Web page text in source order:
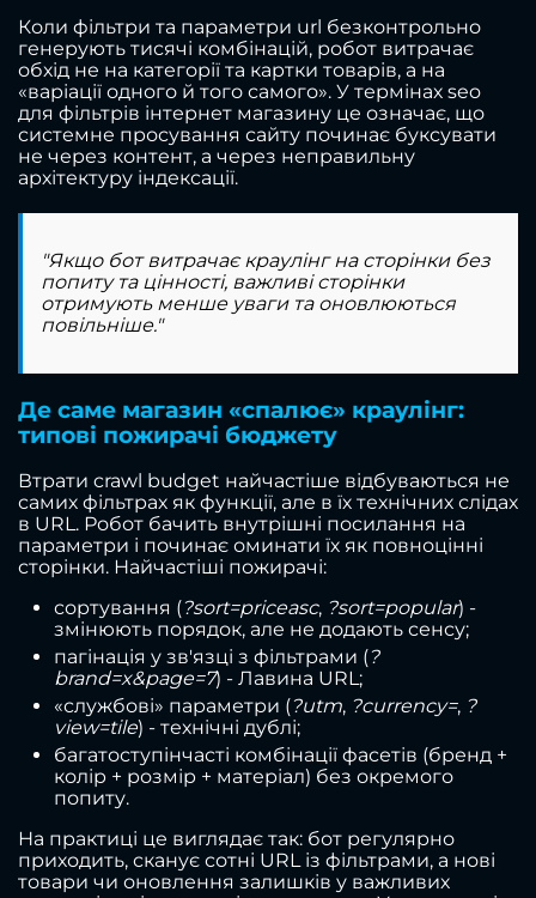
Коли фільтри та параметри url безконтрольно
генерують тисячі комбінацій, робот витрачає
обхід не на категорії та картки товарів, а на
«варіації одного й того самого». У термінах seo
для фільтрів інтернет магазину це означає, що
системне просування сайту починає буксувати
не через контент, а через неправильну
архітектуру індексації.
"Якщо бот витрачає краулінг на сторінки без
попиту та цінності, важливі сторінки
отримують менше уваги та оновлюються
повільніше."
Де саме магазин «спалює» краулінг:
типові пожирачі бюджету
Втрати crawl budget найчастіше відбуваються не
самих фільтрах як функції, але в їх технічних слідах
в URL. Робот бачить внутрішні посилання на
параметри і починає оминати їх як повноцінні
сторінки. Найчастіші пожирачі:
сортування (?sort=priceasc, ?sort=popular) -
змінюють порядок, але не додають сенсу;
пагінація у зв'язці з фільтрами (?
brand=x&page=7) - Лавина URL;
«службові» параметри (?utm, ?currency=, ?
view=tile) - технічні дублі;
багатоступінчасті комбінації фасетів (бренд +
колір + розмір + матеріал) без окремого
попиту.
На практиці це виглядає так: бот регулярно
приходить, сканує сотні URL із фільтрами, а нові
товари чи оновлення залишків у важливих